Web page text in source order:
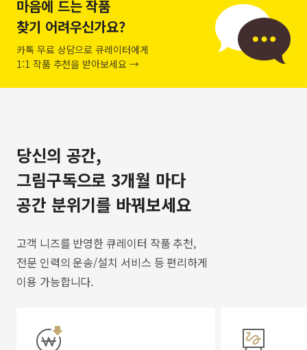
마음에 드는 작품
찾기 어려우신가요?
카톡 무료 상담으로 큐레이터에게
1:1 작품 추천을 받아보세요 →
당신의 공간,
그림구독으로 3개월 마다
공간 분위기를 바꿔보세요
고객 니즈를 반영한 큐레이터 작품 추천,
전문 인력의 운송/설치 서비스 등 편리하게
이용 가능합니다.